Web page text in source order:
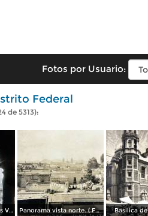
Fotos por Usuario:
Federal
de 5313):
Patio del colegio de las Vizcainas por el fotografo Hugo Brehme. Panorama vista norte. ( Fechada el 20 de Junio de 1905 ). Basilica